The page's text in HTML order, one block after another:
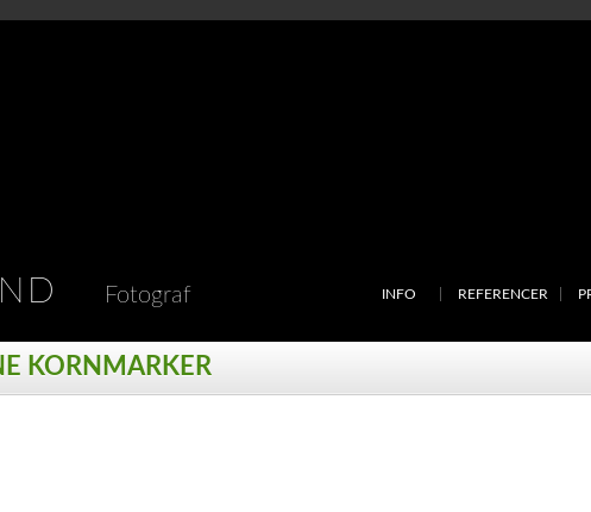
Fotograf INFO REFERENCER
KORNMARKER